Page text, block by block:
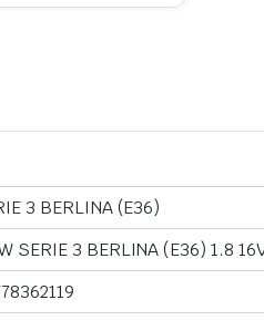
3 BERLINA (E36)
SERIE 3 BERLINA (E36) 1.8